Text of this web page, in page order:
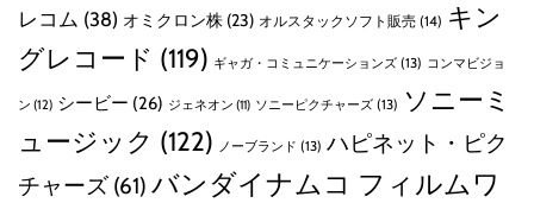
レコム (38) オミクロン株 (23) オルスタックソフト販売 (14) キン
グレコード (119) ギャガ・コミュニケーションズ (13) コンマビジョ
ン (12) シービー (26) ジェネオン (11) ソニーピクチャーズ (13) ソニーミ
ュージック (122) ノーブランド (13) ハピネット・ピク
チャーズ (61) バンダイナムコ フィルムワ